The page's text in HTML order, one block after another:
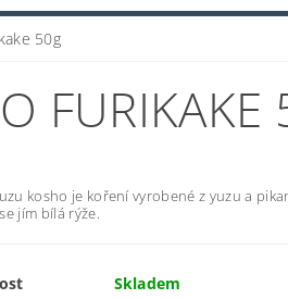
HOUBY
SPORTOVCE
50g
FURIKAKE
kosho je koření vyrobené z yuzu a
jím bílá rýže.
Skladem